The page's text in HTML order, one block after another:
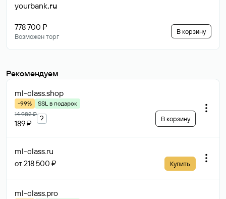
yourbank.ru
778 700 ₽
Возможен торг
В корзину
Рекомендуем
ml-class.shop
-99%
SSL в подарок
14 982 ₽
189 ₽
? В корзину
ml-class.ru
от 218 500 ₽ Купить
ml-class.pro